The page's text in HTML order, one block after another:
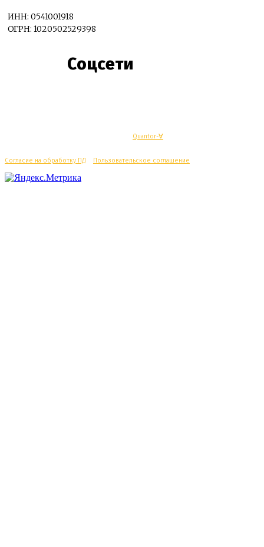
ИНН: 0541001918
ОГРН: 1020502529398
Соцсети
Quantor-∀
Согласие на обработку ПД Пользовательское соглашение